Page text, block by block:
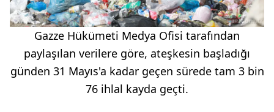
Gazze Hükümeti Medya Ofisi tarafından
paylaşılan verilere göre, ateşkesin başladığı
günden 31 Mayıs'a kadar geçen sürede tam 3 bin
76 ihlal kayda geçti.